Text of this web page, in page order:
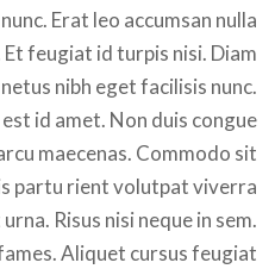
Erat leo accumsan nulla
feugiat id turpis nisi. Diam
nibh eget facilisis nunc.
id amet. Non duis congue
maecenas. Commodo sit
partu rient volutpat viverra
Risus nisi neque in sem.
Aliquet cursus feugiat